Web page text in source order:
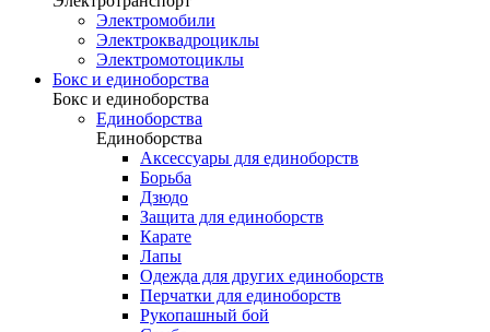
Электромобили
Электроквадроциклы
Электромотоциклы
Бокс и единоборства
Бокс и единоборства
Единоборства
Единоборства
Аксессуары для единоборств
Борьба
Дзюдо
Защита для единоборств
Карате
Лапы
Одежда для других единоборств
Перчатки для единоборств
Рукопашный бой